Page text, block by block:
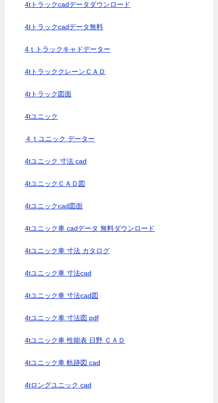
4tトラックcadデータダウンロード
4tトラックcadデータ無料
4ｔトラックキャドデーター
4tトラッククレーンＣＡＤ
4tトラック図面
4tユニック
４ｔユニック データー
4tユニック 寸法 cad
4tユニックＣＡＤ図
4tユニックcad図面
4tユニック車 cadデータ 無料ダウンロード
4tユニック車 寸法 カタログ
4tユニック車 寸法cad
4tユニック車 寸法cad図
4tユニック車 寸法図 pdf
4tユニック車 性能表 日野 ＣＡＤ
4tユニック車 軌跡図 cad
4tロングユニック cad